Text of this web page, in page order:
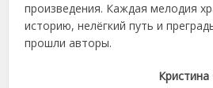
произведения. Каждая мелодия
историю, нелёгкий путь и
прошли авторы.